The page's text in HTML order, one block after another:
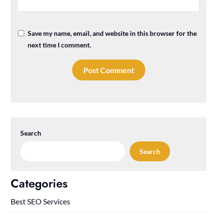
Save my name, email, and website in this browser for the
next time I comment.
Search
Search
Categories
Best SEO Services